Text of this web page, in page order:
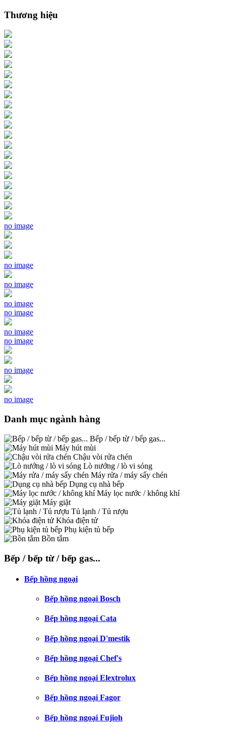
Thương hiệu
no image
no image
no image
no image
no image
no image
no image
no image
no image
Danh mục ngành hàng
Bếp / bếp từ / bếp gas...
Máy hút mùi
Chậu vòi rửa chén
Lò nướng / lò vi sóng
Máy rửa / máy sấy chén
Dụng cụ nhà bếp
Máy lọc nước / không khí
Máy giặt
Tủ lạnh / Tủ rượu
Khóa điện tử
Phụ kiện tủ bếp
Bồn tắm
Bếp / bếp từ / bếp gas...
Bếp hồng ngoại
Bếp hồng ngoại Bosch
Bếp hồng ngoại Cata
Bếp hồng ngoại D'mestik
Bếp hồng ngoại Chef's
Bếp hồng ngoại Elextrolux
Bếp hồng ngoại Fagor
Bếp hồng ngoại Fujioh